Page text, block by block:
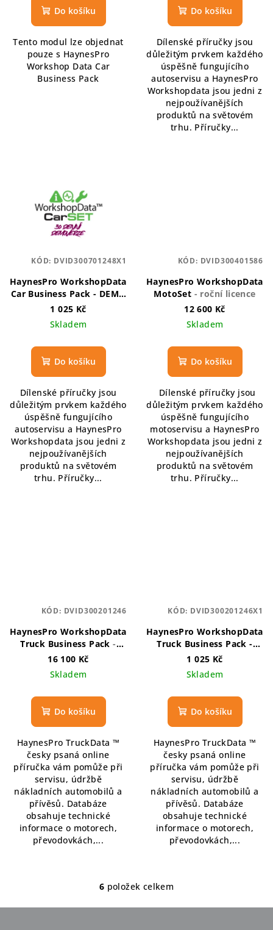
Do košíku
Tento modul lze objednat
pouze s HaynesPro
Workshop Data Car
Business Pack
Do košíku
Dílenské příručky jsou
důležitým prvkem každého
úspěšně fungujícího
autoservisu a HaynesPro
Workshopdata jsou jedni z
nejpoužívanějších
produktů na světovém
trhu. Příručky...
HaynesPro WorkshopData
Car Business Pack - DEMO
- 30 denní licence
1 025 Kč
Skladem
Do košíku
Dílenské příručky jsou
důležitým prvkem každého
úspěšně fungujícího
autoservisu a HaynesPro
Workshopdata jsou jedni z
nejpoužívanějších
produktů na světovém
trhu. Příručky...
KÓD: DVID300701248X1
HaynesPro WorkshopData
MotoSet - roční licence
12 600 Kč
Skladem
Do košíku
Dílenské příručky jsou
důležitým prvkem každého
úspěšně fungujícího
motoservisu a HaynesPro
Workshopdata jsou jedni z
nejpoužívanějších
produktů na světovém
trhu. Příručky...
KÓD: DVID300401586
HaynesPro WorkshopData
Truck Business Pack-
roční licence
16 100 Kč
Skladem
Do košíku
HaynesPro TruckData ™
česky psaná online
příručka vám pomůže při
servisu, údržbě
nákladních automobilů a
přívěsů. Databáze
obsahuje technické
informace o motorech,
převodovkách,...
KÓD: DVID300201246
HaynesPro WorkshopData
Truck Business Pack -
DEMO verze - 30 denní
licence
1 025 Kč
Skladem
Do košíku
HaynesPro TruckData ™
česky psaná online
příručka vám pomůže při
servisu, údržbě
nákladních automobilů a
přívěsů. Databáze
obsahuje technické
informace o motorech,
převodovkách,...
KÓD: DVID300201246X1
O
v
6 položek celkem